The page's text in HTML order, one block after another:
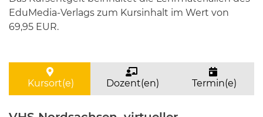
EduMedia-Verlags zum Kursinhalt im Wert von
69,95 EUR.
Kursort(e) Dozent(en) Termin(e)